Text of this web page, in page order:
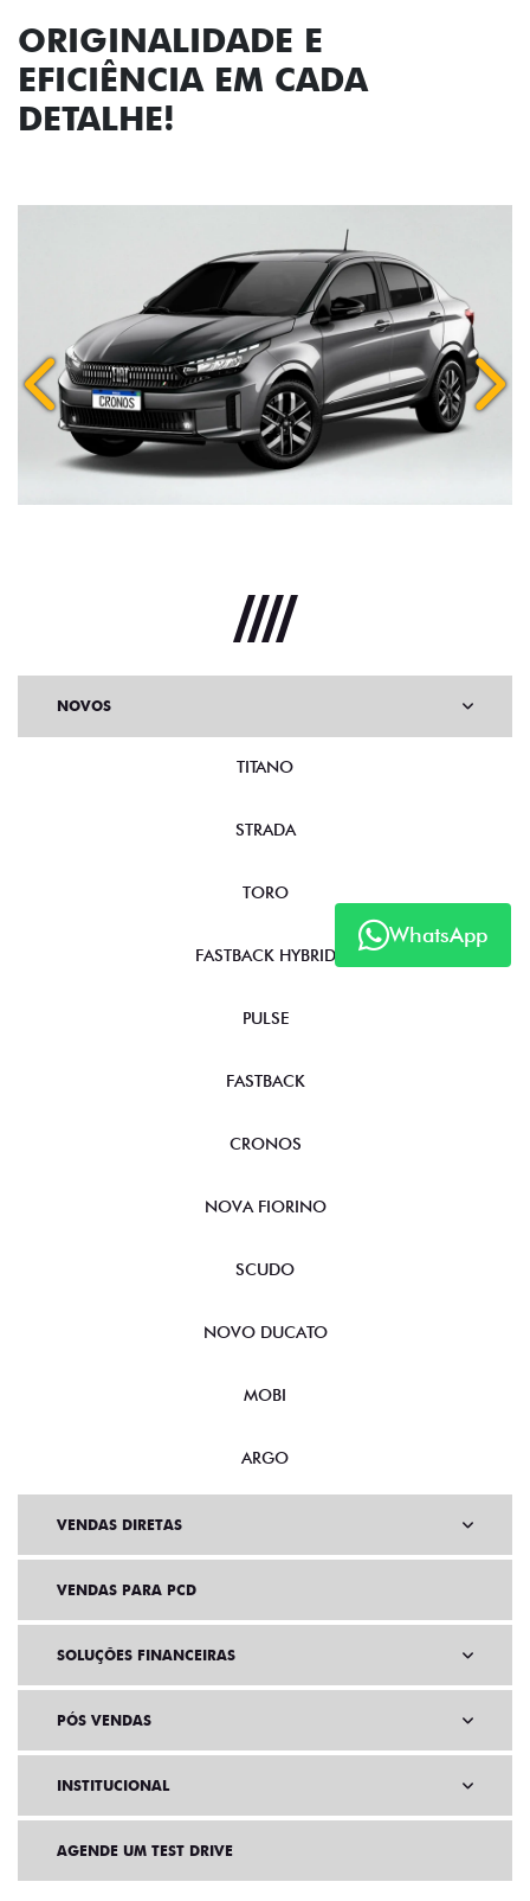
ORIGINALIDADE E
EFICIÊNCIA EM CADA
DETALHE!
Anterior
WhatsApp
NOVOS
TITANO
STRADA
TORO
FASTBACK HYBRID
PULSE
FASTBACK
CRONOS
NOVA FIORINO
SCUDO
NOVO DUCATO
MOBI
ARGO
VENDAS DIRETAS
VENDAS PARA PCD
SOLUÇÕES FINANCEIRAS
PÓS VENDAS
INSTITUCIONAL
AGENDE UM TEST DRIVE